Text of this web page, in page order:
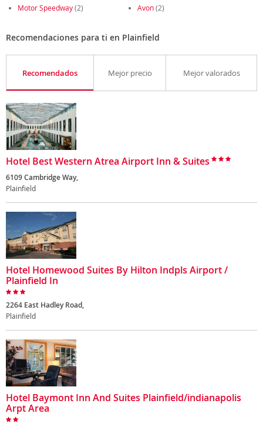
Motor Speedway(2) Avon(2)
Recomendaciones para ti en Plainfield
Recomendados Mejor precio Mejor valorados
Hotel Best Western Atrea Airport Inn & Suites
6109 Cambridge Way,
Plainfield
Hotel Homewood Suites By Hilton Indpls Airport /
Plainfield In
2264 East Hadley Road,
Plainfield
Hotel Baymont Inn And Suites Plainfield/indianapolis
Arpt Area